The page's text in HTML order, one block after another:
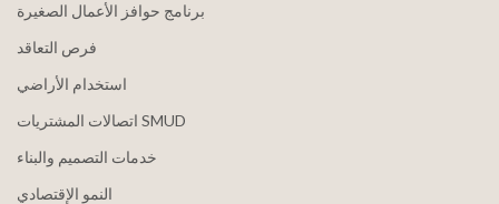
برنامج حوافز الأعمال الصغيرة
فرص التعاقد
استخدام الأراضي
اتصالات المشتريات SMUD
خدمات التصميم والبناء
النمو الإقتصادي